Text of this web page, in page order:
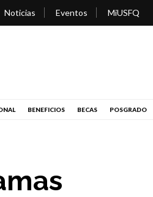
Noticias Eventos MiUSFQ
BENEFICIOS BECAS POSGRADO